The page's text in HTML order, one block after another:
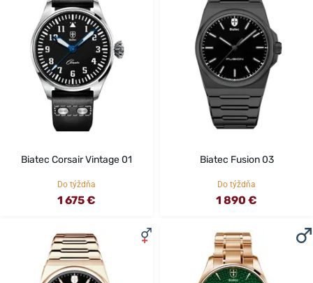
Biatec Corsair Vintage 01
Do týždňa
1 675 €
Biatec Fusion 03
Do týždňa
1 890 €